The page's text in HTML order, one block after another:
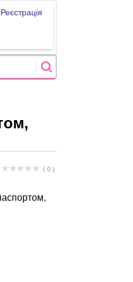
Реєстрація
( 0 )